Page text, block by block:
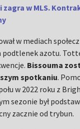
w MLS.
w mediach
podtlenek azotu.
Bissouma
spotkaniu.
w 2022 roku z
sezonie był
zacznie od trybun.